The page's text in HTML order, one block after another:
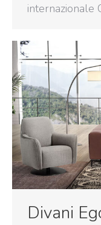
internazionale
Divani